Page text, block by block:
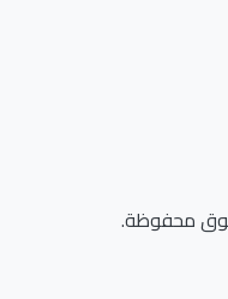
محفوظة.